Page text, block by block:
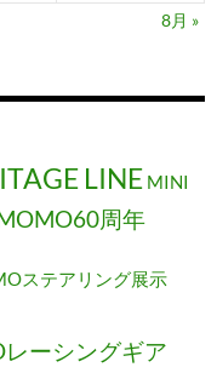
8月 »
LINE MINI
周年
ステアリング展示
ーシングギア